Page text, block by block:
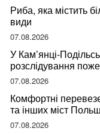
Риба, яка містить
види
07.08.2026
У Кам’янці-
розслідування
07.08.2026
Комфортні
та інших міст
07.08.2026